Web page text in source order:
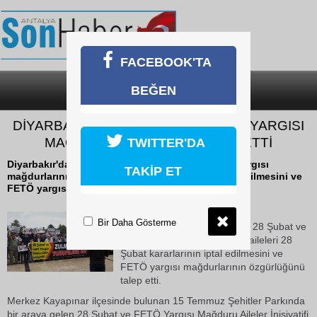
SON DAKİKA
DİYARBAKIR’DA 28 ŞUBAT VE FETÖ YARGISI
MAĞDURLARI ADALET TALEP ETTİ
Diyarbakır'da bir araya gelen 28 Şubat ve FETÖ yargısı
mağdurlarının aileleri 28 Şubat kararlarının iptal edilmesini ve
FETÖ yargısı mağdurlarının...
21 Ekim 2018 Pazar 18:43
Diyarbakır'da bir araya gelen 28 Şubat ve
FETÖ yargısı mağdurlarının aileleri 28
Şubat kararlarının iptal edilmesini ve
FETÖ yargısı mağdurlarının özgürlüğünü
talep etti.
Merkez Kayapınar ilçesinde bulunan 15 Temmuz Şehitler Parkında
bir araya gelen 28 Şubat ve FETÖ Yargısı Mağduru Aileler İnisiyatifi
FACEBOOK'TA
BEĞEN
TWITTER'DA
TAKİP ET
Bir Daha Gösterme